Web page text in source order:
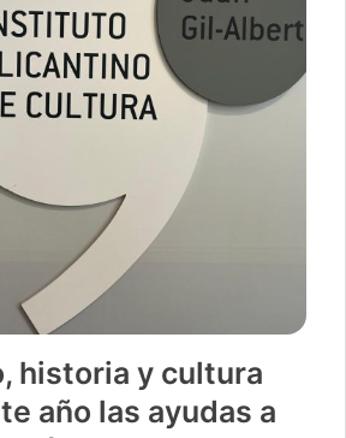
historia y cultura
año las ayudas a